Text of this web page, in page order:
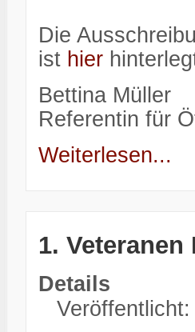
Die
ist hier
Bettina Müller
Referentin für
Weiterlesen...
1.
Details